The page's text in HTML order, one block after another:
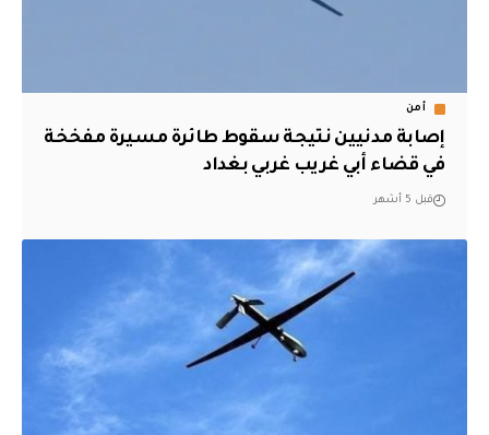
أمن
إصابة مدنيين نتيجة سقوط طائرة مسيرة مفخخة
في قضاء أبي غريب غربي بغداد
قبل 5 أشهر